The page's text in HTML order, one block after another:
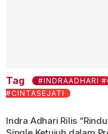
Tag
#INDRAADHARI
#CINTASEJATI
Indra Adhari Rilis